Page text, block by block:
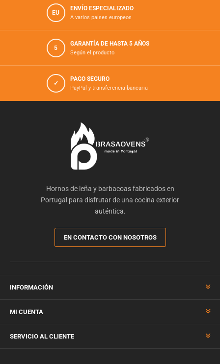
EU
ENVÍO ESPECIALIZADO
A varios países europeos
5
GARANTÍA DE HASTA 5 AÑOS
Según el producto
✓
PAGO SEGURO
PayPal y transferencia bancaria
Hornos de leña y barbacoas fabricados en
Portugal para disfrutar de una cocina exterior
auténtica.
EN CONTACTO CON NOSOTROS
INFORMACIÓN
MI CUENTA
SERVICIO AL CLIENTE